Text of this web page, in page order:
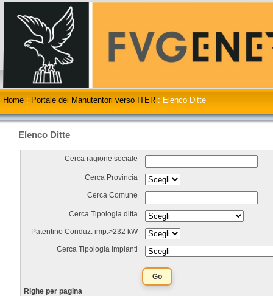
Home : Portale dei Manutentori verso ITER : Elenco Ditte
Elenco Ditte
Cerca ragione sociale
Cerca Provincia
Cerca Comune
Cerca Tipologia ditta
Patentino Conduz. imp.>232 kW
Cerca Tipologia Impianti
Righe per pagina